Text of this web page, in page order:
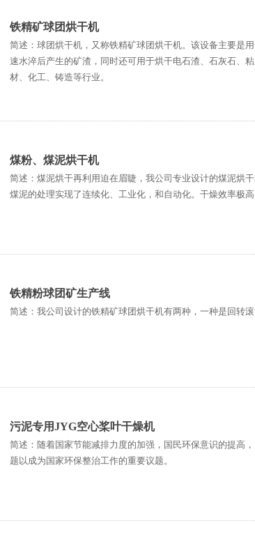
铁精矿球团烘干机
简述：球团烘干机，又称铁精矿球团烘干机。该设备主要是
速水淬后产生的矿渣，同时还可用于烘干电石渣、石灰石、
材、化工、铸造等行业。
煤粉、煤泥烘干机
简述：煤泥烘干再利用迫在眉睫，我公司专业设计的煤泥烘
煤泥的处理实现了连续化、工业化，和自动化。干燥效率极
铁精粉球团矿生产线
简述：我公司设计的铁精矿球团烘干机有两种，一种是回转
污泥专用JYG空心桨叶干燥机
简述：随着国家节能减排力度的加强，国民环保意识的提高
题以成为国家环保整治工作的重要议题。